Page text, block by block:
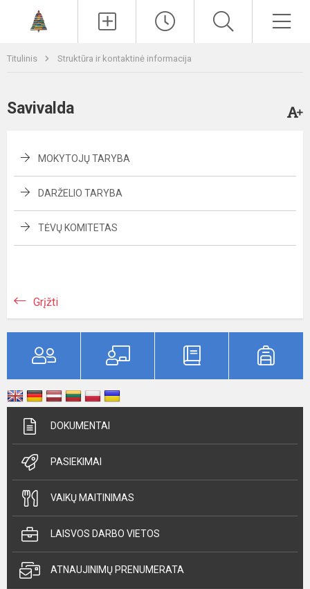
Titulinis Struktūra ir kontaktinė informacija
Savivalda
MOKYTOJŲ TARYBA
DARŽELIO TARYBA
TĖVŲ KOMITETAS
Grįžti
DOKUMENTAI
PASIEKIMAI
VAIKŲ MAITINIMAS
LAISVOS DARBO VIETOS
ATNAUJINIMŲ PRENUMERATA